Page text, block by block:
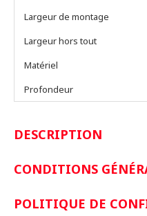
Largeur de montage
Largeur hors tout
Matériel
Profondeur
DESCRIPTION
CONDITIONS
POLITIQUE DE